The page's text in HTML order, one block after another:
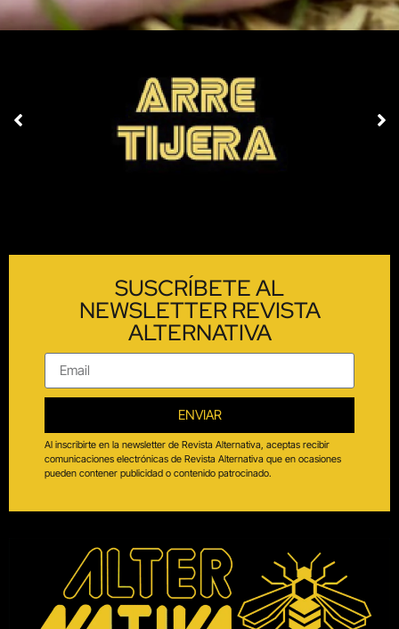
SUSCRÍBETE AL
NEWSLETTER REVISTA
ALTERNATIVA
ENVIAR
Al inscribirte en la newsletter de Revista Alternativa, aceptas recibir
comunicaciones electrónicas de Revista Alternativa que en ocasiones
pueden contener publicidad o contenido patrocinado.